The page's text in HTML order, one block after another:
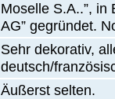
Moselle S.A..”, in
AG” gegründet.
Sehr dekorativ,
deutsch/
Äußerst selten.